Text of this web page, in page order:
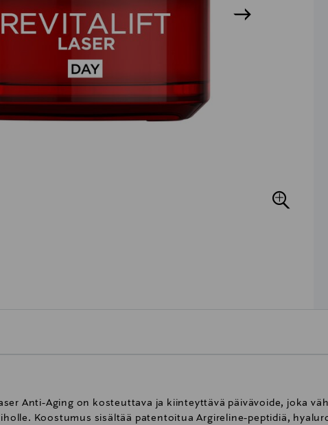
Anti-Aging on kosteuttava ja kiinteyttävä päivävoide, joka
Koostumus sisältää patentoitua Argireline-peptidiä,